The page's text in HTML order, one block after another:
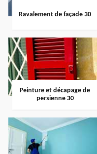
Ravalement de façade 30
Peinture et décapage de
persienne 30